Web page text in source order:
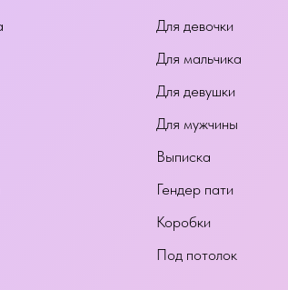
Для девочки
Для мальчика
Для девушки
Для мужчины
Выписка
Гендер пати
Коробки
Под потолок